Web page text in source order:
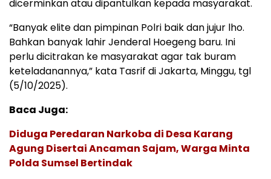
dicerminkan atau dipantulkan kepada masyarakat.
“Banyak elite dan pimpinan Polri baik dan jujur lho.
Bahkan banyak lahir Jenderal Hoegeng baru. Ini
perlu dicitrakan ke masyarakat agar tak buram
keteladanannya,” kata Tasrif di Jakarta, Minggu, tgl
(5/10/2025).
Baca Juga:
Diduga Peredaran Narkoba di Desa Karang
Agung Disertai Ancaman Sajam, Warga Minta
Polda Sumsel Bertindak